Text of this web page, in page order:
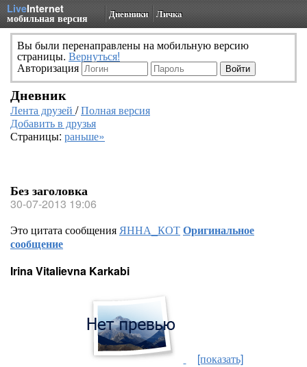
LiveInternet
мобильная версия Дневники Личка
Вы были перенаправлены на мобильную версию
страницы. Вернуться!
Авторизация
Дневник
Лента друзей /Полная версия
Добавить в друзья
Страницы: раньше»
Без заголовка
30-07-2013 19:06
Это цитата сообщенияЯННА_КОТОригинальное
сообщение
Irina Vitalievna Karkabi
[показать]